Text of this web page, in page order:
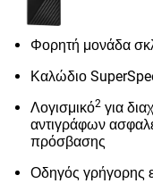
Φορητή μονάδα
Καλώδιο
Λογισμικό2 για
αντιγράφων
πρόσβασης
Οδηγός γρήγορης